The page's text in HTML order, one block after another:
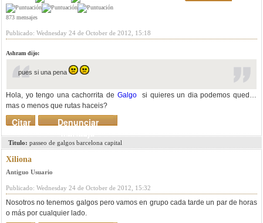
873 mensajes
Publicado: Wednesday 24 de October de 2012, 15:18
Ashram dijo:
pues si una pena
Hola, yo tengo una cachorrita de Galgosi quieres un dia podemos quedar,
mas o menos que rutas haceis?
Denunciar
mensaje
Citar
Titulo: passeo de galgos barcelona capital
Xiliona
Antiguo Usuario
Publicado: Wednesday 24 de October de 2012, 15:32
Nosotros no tenemos galgos pero vamos en grupo cada tarde un par de horas
o más por cualquier lado.